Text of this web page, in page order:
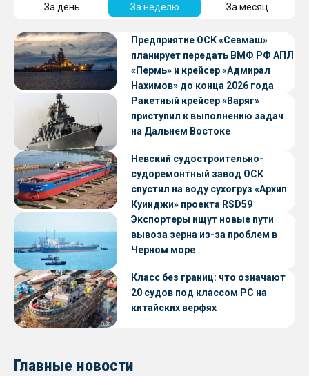
За день За неделю За месяц
Предприятие ОСК «Севмаш»
планирует передать ВМФ РФ АПЛ
«Пермь» и крейсер «Адмирал
Нахимов» до конца 2026 года
Ракетный крейсер «Варяг»
приступил к выполнению задач
на Дальнем Востоке
Невский судостроительно-
судоремонтный завод ОСК
спустил на воду сухогруз «Архип
Куинджи» проекта RSD59
Экспортеры ищут новые пути
вывоза зерна из-за проблем в
Черном море
Класс без границ: что означают
20 судов под классом РС на
китайских верфях
Главные новости